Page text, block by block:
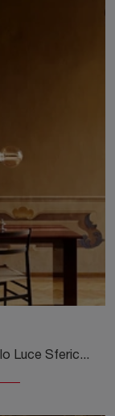
Ecco la lampada che fa per te! Il modello Luce Sferica è una tra le nostre lampade a sospensione di Flos.